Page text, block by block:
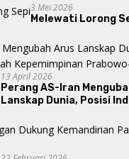
3 Mei 2026
Melewati Lorong
13 April 2026
Perang AS-Iran
Lanskap Dunia, Posisi
Gibran?